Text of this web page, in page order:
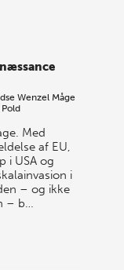
Wenzel Måge
Med
af EU,
i USA og
i
– og ikke
– b…